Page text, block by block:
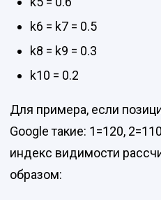
k6 = k7 = 0.5
k8 = k9 = 0.3
k10 = 0.2
Для примера, если
Google такие: 1=120,
индекс видимости
образом: